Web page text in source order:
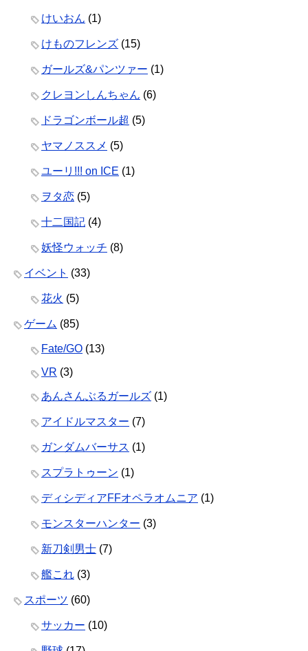
けいおん (1)
けものフレンズ (15)
ガールズ&パンツァー (1)
クレヨンしんちゃん (6)
ドラゴンボール超 (5)
ヤマノススメ (5)
ユーリ!!! on ICE (1)
ヲタ恋 (5)
十二国記 (4)
妖怪ウォッチ (8)
イベント (33)
花火 (5)
ゲーム (85)
Fate/GO (13)
VR (3)
あんさんぶるガールズ (1)
アイドルマスター (7)
ガンダムバーサス (1)
スプラトゥーン (1)
ディシディアFFオペラオムニア (1)
モンスターハンター (3)
新刀剣男士 (7)
艦これ (3)
スポーツ (60)
サッカー (10)